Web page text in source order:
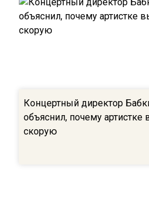
Концертный директор
объяснил, почему артистке
скорую